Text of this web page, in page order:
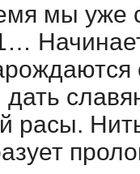
мы уже
расы.